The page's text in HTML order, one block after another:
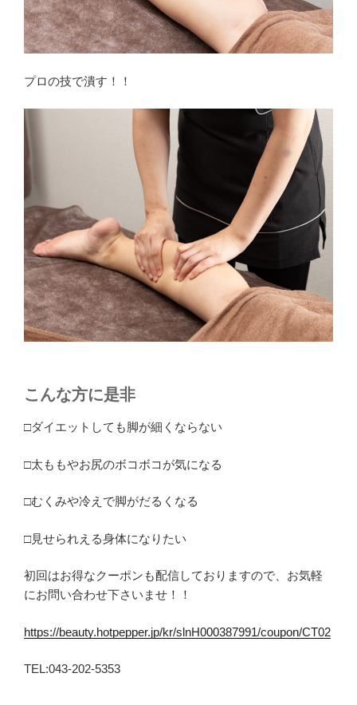
プロの技で潰す！！
こんな方に是非
□ダイエットしても脚が細くならない
□太ももやお尻のボコボコが気になる
□むくみや冷えで脚がだるくなる
□見せられえる身体になりたい
初回はお得なクーポンも配信しておりますので、お気軽
にお問い合わせ下さいませ！！
https://beauty.hotpepper.jp/kr/slnH000387991/coupon/CT02
TEL:043-202-5353